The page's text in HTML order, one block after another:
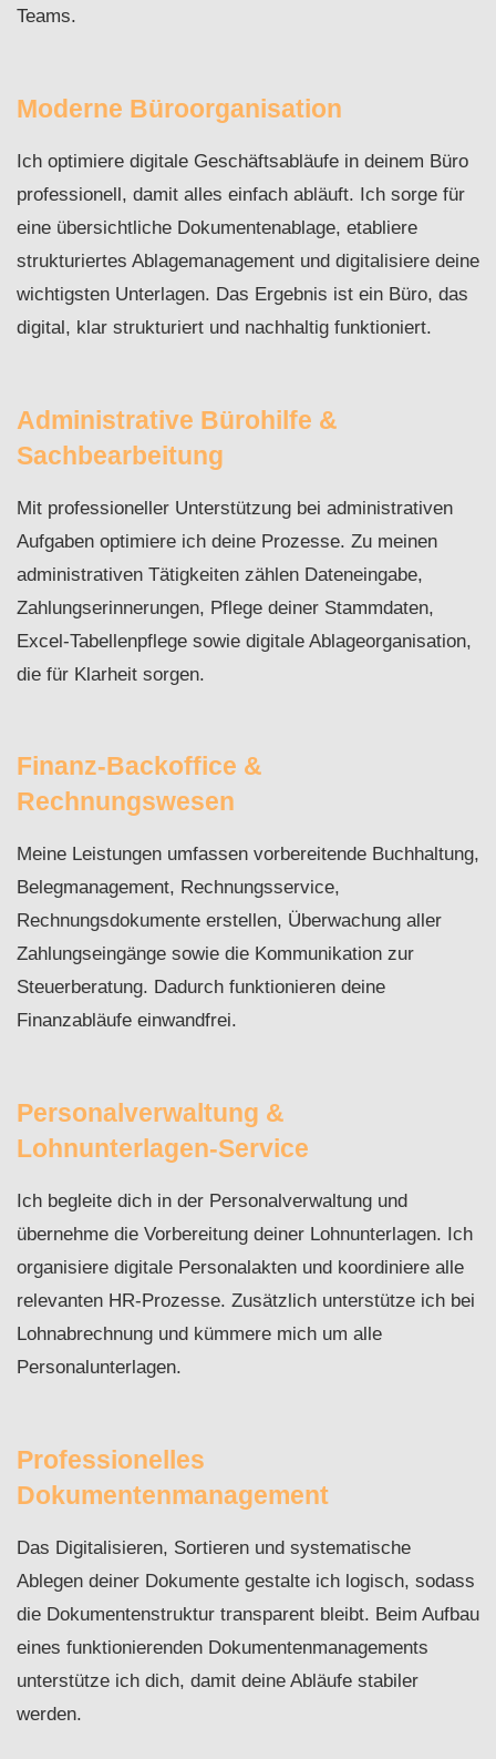
Teams.
Moderne Büroorganisation
Ich optimiere digitale Geschäftsabläufe in deinem Büro
professionell, damit alles einfach abläuft. Ich sorge für
eine übersichtliche Dokumentenablage, etabliere
strukturiertes Ablagemanagement und digitalisiere deine
wichtigsten Unterlagen. Das Ergebnis ist ein Büro, das
digital, klar strukturiert und nachhaltig funktioniert.
Administrative Bürohilfe &
Sachbearbeitung
Mit professioneller Unterstützung bei administrativen
Aufgaben optimiere ich deine Prozesse. Zu meinen
administrativen Tätigkeiten zählen Dateneingabe,
Zahlungserinnerungen, Pflege deiner Stammdaten,
Excel-Tabellenpflege sowie digitale Ablageorganisation,
die für Klarheit sorgen.
Finanz-Backoffice &
Rechnungswesen
Meine Leistungen umfassen vorbereitende Buchhaltung,
Belegmanagement, Rechnungsservice,
Rechnungsdokumente erstellen, Überwachung aller
Zahlungseingänge sowie die Kommunikation zur
Steuerberatung. Dadurch funktionieren deine
Finanzabläufe einwandfrei.
Personalverwaltung &
Lohnunterlagen-Service
Ich begleite dich in der Personalverwaltung und
übernehme die Vorbereitung deiner Lohnunterlagen. Ich
organisiere digitale Personalakten und koordiniere alle
relevanten HR-Prozesse. Zusätzlich unterstütze ich bei
Lohnabrechnung und kümmere mich um alle
Personalunterlagen.
Professionelles
Dokumentenmanagement
Das Digitalisieren, Sortieren und systematische
Ablegen deiner Dokumente gestalte ich logisch, sodass
die Dokumentenstruktur transparent bleibt. Beim Aufbau
eines funktionierenden Dokumentenmanagements
unterstütze ich dich, damit deine Abläufe stabiler
werden.